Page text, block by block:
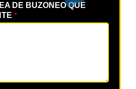
DE BUZONEO QUE
*